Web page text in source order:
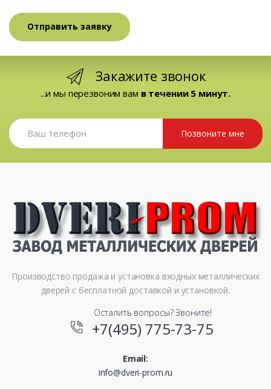
Закажите звонок
...и мы перезвоним вам в течении 5 минут.
Позвоните мне
Производство продажа и установка входных металлических
дверей с бесплатной доставкой и установкой.
Осталить вопросы? Звоните!
+7(495) 775-73-75
Email:
info@dveri-prom.ru